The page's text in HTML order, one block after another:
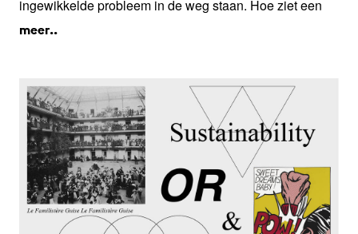
ingewikkelde probleem in de weg staan. Hoe ziet een
ruimtelijke toolbox eruit die structureel en beter aansluit
meer..